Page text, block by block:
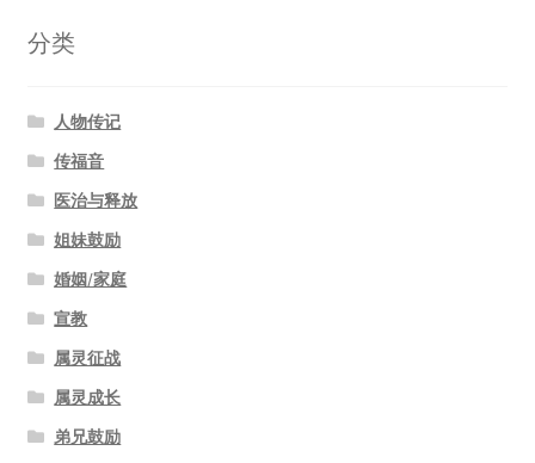
分类
人物传记
传福音
医治与释放
姐妹鼓励
婚姻/家庭
宣教
属灵征战
属灵成长
弟兄鼓励